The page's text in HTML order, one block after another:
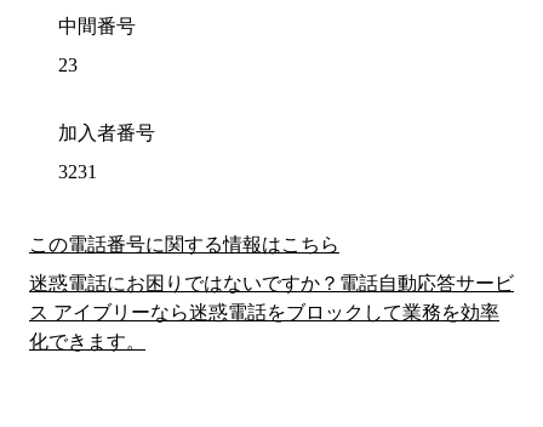
中間番号
23
加入者番号
3231
この電話番号に関する情報はこちら
迷惑電話にお困りではないですか？電話自動応答サービ
ス アイブリーなら迷惑電話をブロックして業務を効率
化できます。